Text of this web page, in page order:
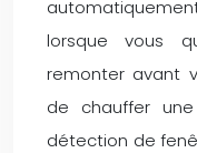
lorsque vous
remonter avant
de chauffer
détection de